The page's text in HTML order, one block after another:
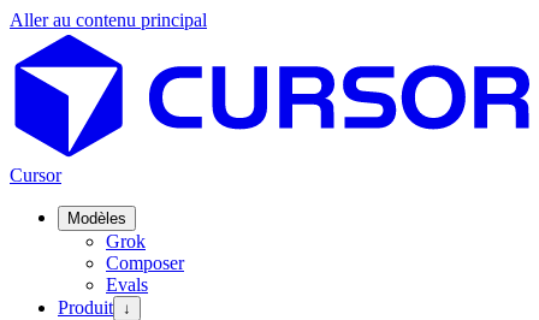
Aller au contenu principal
Cursor
Modèles
Grok
Composer
Evals
Produit ↓